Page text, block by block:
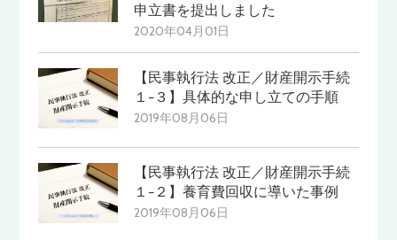
申立書を提出しました
2020年04月01日
【民事執行法 改正／財産開示手続
１−３】具体的な申し立ての手順
2019年08月06日
【民事執行法 改正／財産開示手続
１−２】養育費回収に導いた事例
2019年08月06日